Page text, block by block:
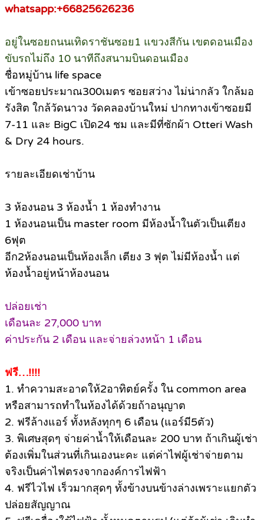
whatsapp:+66825626236
อยู่ในซอยถนนเทิดราชันซอย1 แขวงสีกัน เขตดอนเมือง
ขับรถไม่ถึง 10 นาทีถึงสนามบินดอนเมือง
ชื่อหมู่บ้าน life space
เข้าซอยประมาณ300เมตร ซอยสว่าง ไม่น่ากลัว ใกล้มอ
รังสิต ใกล้วัดนาวง วัดคลองบ้านใหม่ ปากทางเข้าซอยมี
7-11 และ BigC เปิด24 ชม และมีที่ซักผ้า Otteri Wash
& Dry 24 hours.
รายละเอียดเช่าบ้าน
3 ห้องนอน 3 ห้องน้ำ 1 ห้องทำงาน
1 ห้องนอนเป็น master room มีห้องน้ำในตัวเป็นเตียง
6ฟุต
อีก2ห้องนอนเป็นห้องเล็ก เตียง 3 ฟุต ไม่มีห้องน้ำ แต่
ห้องน้ำอยู่หน้าห้องนอน
ปล่อยเช่า
เดือนละ 27,000 บาท
ค่าประกัน 2 เดือน และจ่ายล่วงหน้า 1 เดือน
ฟรี…!!!!
1. ทำความสะอาดให้2อาทิตย์ครั้ง ใน common area
หรือสามารถทำในห้องได้ด้วยถ้าอนุญาต
2. ฟรีล้างแอร์ ทั้งหลังทุกๆ 6 เดือน (แอร์มี5ตัว)
3. พิเศษสุดๆ จ่ายค่าน้ำให้เดือนละ 200 บาท ถ้าเกินผู้เช่า
ต้องเพิ่มในส่วนที่เกินเองนะคะ แต่ค่าไฟผู้เช่าจ่ายตาม
จริงเป็นค่าไฟตรงจากองค์การไฟฟ้า
4. ฟรีไวไฟ เร็วมากสุดๆ ทั้งข้างบนข้างล่างเพราะแยกตัว
ปล่อยสัญญาณ